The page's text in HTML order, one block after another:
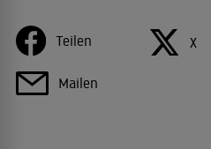
Teilen X
Mailen